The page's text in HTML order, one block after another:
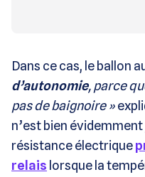
Dans ce cas, le ballon
d’autonomie, parce
pas de baignoire »
n’est bien
résistance électrique
relais lorsque la